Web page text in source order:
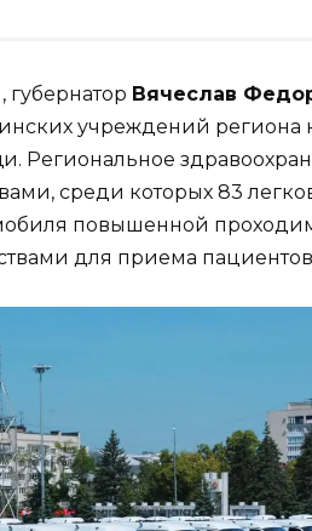
Вячеслав
учреждений региона
Региональное
среди которых 83
повышенной
для приема